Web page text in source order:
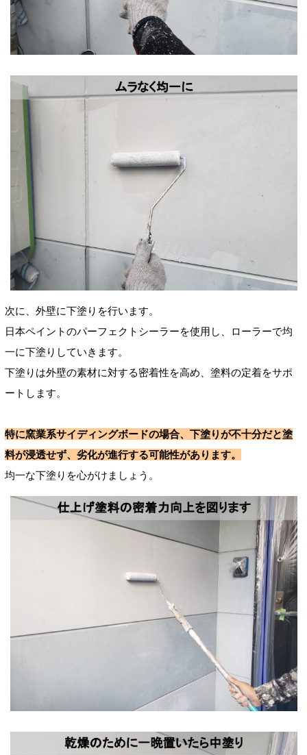
次に、外壁に下塗りを行います。
日本ペイントのパーフェクトシーラーを使用し、ローラーで均
一に下塗りしていきます。
下塗りは外壁の素材に対する密着性を高め、塗料の定着をサポ
ートします。
特に窯業系サイディングボードの場合、下塗りが不十分だと塗
料が浸透せず、劣化が進行する可能性があります。
均一な下塗りを心がけましょう。